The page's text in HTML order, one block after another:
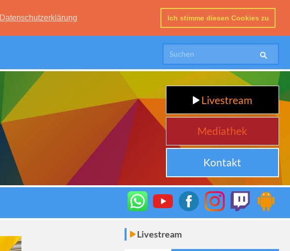
Datenschutzerklärung Ich stimme diesen Cookies zu
Livestream
Mediathek
Kontakt
Livestream